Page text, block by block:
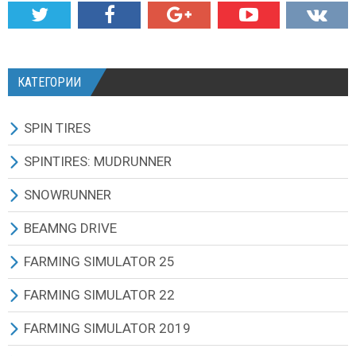
КАТЕГОРИИ
SPIN TIRES
СКАЧАТЬ ИГРУ
ВСЕ МОДЫ
ТЕХНИКА
КАРТЫ
ТЕКСТУРЫ И ЗВУКИ
ДРУГИЕ МОДЫ
SPINTIRES: MUDRUNNER
ВСЕ МОДЫ
ГРУЗОВИКИ
ВНЕДОРОЖНИКИ
ЛЕГКОВЫЕ АВТОМОБИЛИ
АВТОБУСЫ
SNOWRUNNER
ВСЕ МОДЫ
ГРУЗОВИКИ
ВНЕДОРОЖНИКИ
ЛЕГКОВЫЕ АВТОМОБИЛИ
BEAMNG DRIVE
BEAMNG DRIVE ИГРА И ОБНОВЛЕНИЯ
ВСЕ МОДЫ
МАШИНЫ
FARMING SIMULATOR 25
ВСЕ МОДЫ
РУССКИЕ МОДЫ
FARMING SIMULATOR 22
ВСЕ МОДЫ
FARMING SIMULATOR 2019